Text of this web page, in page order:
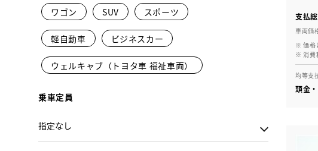
ワゴン SUV スポーツ
軽自動車 ビジネスカー
ウェルキャブ（トヨタ車 福祉車両）
乗車定員
支払
車両価
※ 価格
※ 消費
均等支
頭金